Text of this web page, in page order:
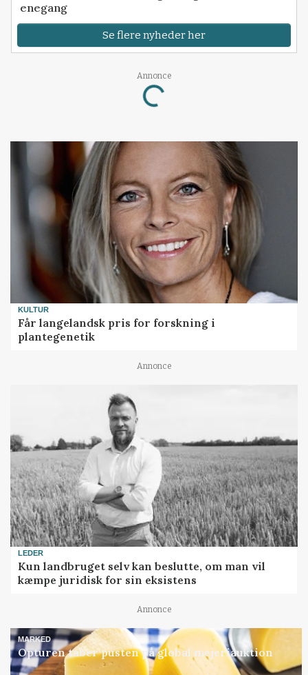
enegang
Se flere nyheder her
Annonce
Loading...
KULTUR
Får langelandsk pris for forskning i
plantegenetik
Annonce
LEDER
Kun landbruget selv kan beslutte, om man vil
kæmpe juridisk for sin eksistens
Annonce
MARKED
Opturen taber pusten på global mejeriauktion